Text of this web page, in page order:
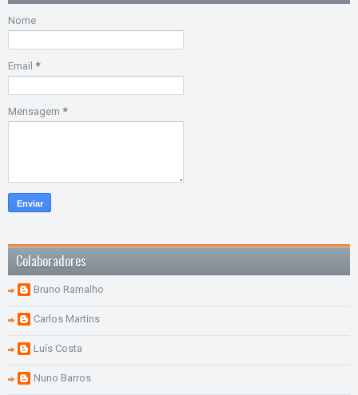
Nome
Email *
Mensagem *
Colaboradores
Bruno Ramalho
Carlos Martins
Luís Costa
Nuno Barros